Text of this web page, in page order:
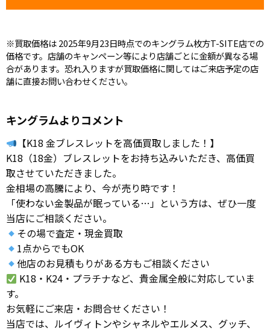
※買取価格は 2025年9月23日時点でのキングラム枚方T-SITE店での
価格です。店舗のキャンペーン等により店舗ごとに金額が異なる場
合があります。恐れ入りますが買取価格に関してはご来店予定の店
舗に直接お問い合わせください。
キングラムよりコメント
【K18 金ブレスレットを高価買取しました！】
K18（18金）ブレスレットをお持ち込みいただき、高価買
取させていただきました。
金相場の高騰により、今が売り時です！
「使わない金製品が眠っている…」という方は、ぜひ一度
当店にご相談ください。
その場で査定・現金買取
1点からでもOK
他店のお見積もりがある方もご相談ください
K18・K24・プラチナなど、貴金属全般に対応していま
す。
お気軽にご来店・お問合せください！
当店では、ルイヴィトンやシャネルやエルメス、グッチ、